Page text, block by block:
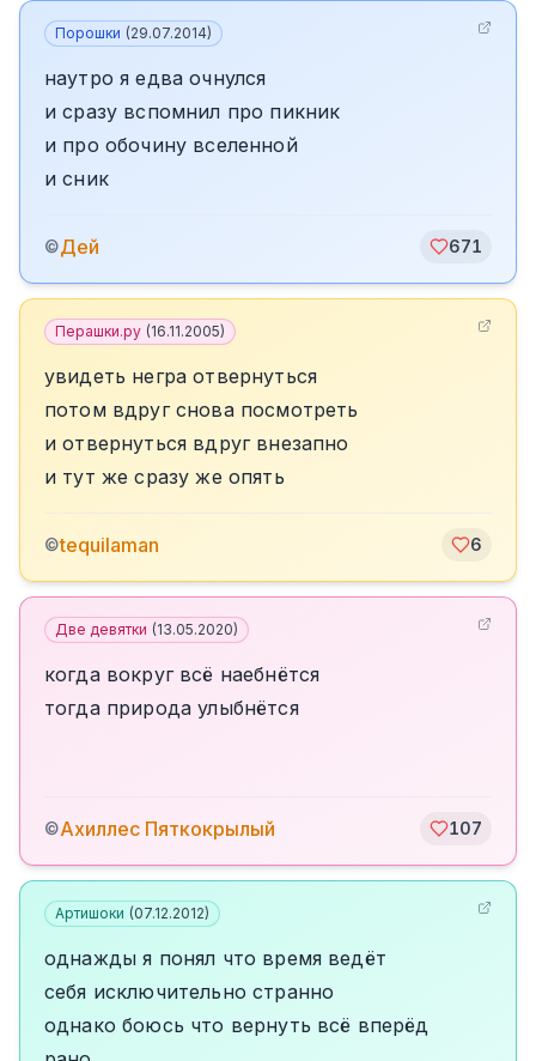
Порошки (29.07.2014)
наутро я едва очнулся
и сразу вспомнил про пикник
и про обочину вселенной
и сник
©Дей 671
Перашки.ру (16.11.2005)
увидеть негра отвернуться
потом вдруг снова посмотреть
и отвернуться вдруг внезапно
и тут же сразу же опять
©tequilaman 6
Две девятки (13.05.2020)
когда вокруг всё наебнётся
тогда природа улыбнётся
©Ахиллес Пяткокрылый 107
Артишоки (07.12.2012)
однажды я понял что время ведёт
себя исключительно странно
однако боюсь что вернуть всё вперёд